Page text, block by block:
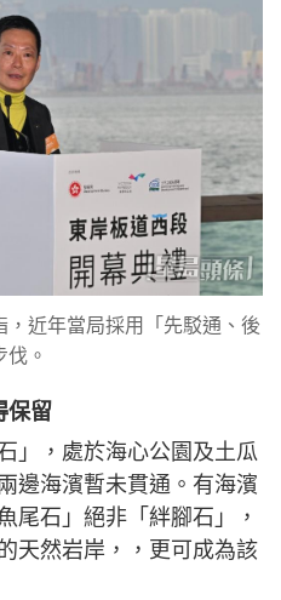
近年當局採用「先駁通、後
。
保留
」，處於海心公園及土瓜
邊海濱暫未貫通。有海濱
尾石」絕非「絆腳石」，
天然岩岸，，更可成為該